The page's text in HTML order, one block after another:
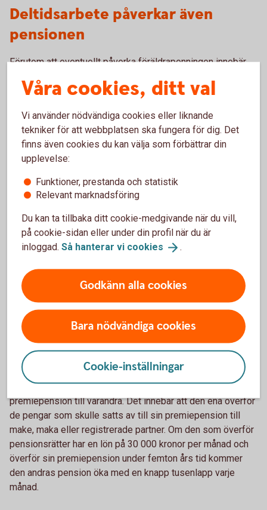
Deltidsarbete påverkar även
pensionen
Förutom att eventuellt påverka föräldrapenningen innebär
– En kortare period av deltidsarbete påverkar inte
pensionen så mycket. Och under barnets fyra första år får
den förälder som tjänar minst pensionsrätt för barnår, det
vill säga extrapengar till sin pension. Men blir man kvar i en
längre period av deltidsarbete kommer pensionen
Pensionen grundas på den lön man har under hela
kommer att ge en lägre pension. Utöver det kan en lägre lön
också innebära att det blir svårare att spara till sin pension
men även till annat.
– Om den ena föräldern tar ett större ansvar för hem och
barn genom att arbeta deltid under några år bör den förälder
som arbetar heltid och sannolikt har en högre inkomst
kompensera den andra. Det kan man göra genom ett extra
sparande i den andras namn, som enskild egendom, eller
genom att överföra pensionsrätter för premiepension,
säger Madelén Falkenhäll.
Som gifta kan man överföra pensionsrätter för
premiepension till varandra. Det innebär att den ena överför
de pengar som skulle satts av till sin premiepension till
make, maka eller registrerade partner. Om den som överför
pensionsrätter har en lön på 30 000 kronor per månad och
överför sin premiepension under femton års tid kommer
den andras pension öka med en knapp tusenlapp varje
månad.
Våra cookies, ditt val
Vi använder nödvändiga cookies eller liknande
tekniker för att webbplatsen ska fungera för dig. Det
finns även cookies du kan välja som förbättrar din
upplevelse:
Funktioner, prestanda och statistik
Relevant marknadsföring
Du kan ta tillbaka ditt cookie-medgivande när du vill,
på cookie-sidan eller under din profil när du är
inloggad. Så hanterar vi cookies .
Godkänn alla cookies
Bara nödvändiga cookies
Cookie-inställningar